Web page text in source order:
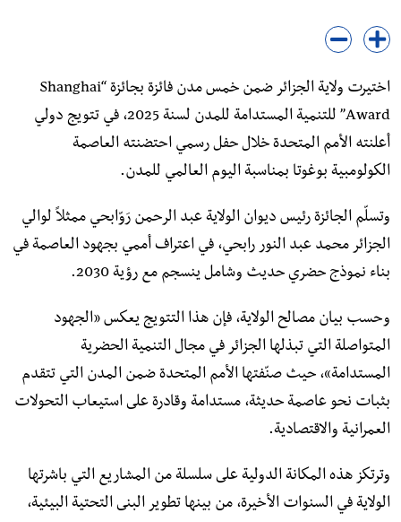
اختيرت ولاية الجزائر ضمن خمس مدن فائزة بجائزة “Shanghai
Award” للتنمية المستدامة للمدن لسنة 2025، في تتويج دولي
أعلنته الأمم المتحدة خلال حفل رسمي احتضنته العاصمة
الكولومبية بوغوتا بمناسبة اليوم العالمي للمدن.
وتسلّم الجائزة رئيس ديوان الولاية عبد الرحمن رَوّابحي ممثلاً لوالي
الجزائر محمد عبد النور رابحي، في اعتراف أممي بجهود العاصمة في
بناء نموذج حضري حديث وشامل ينسجم مع رؤية 2030.
وحسب بيان مصالح الولاية، فإن هذا التتويج يعكس «الجهود
المتواصلة التي تبذلها الجزائر في مجال التنمية الحضرية
المستدامة»، حيث صنّفتها الأمم المتحدة ضمن المدن التي تتقدم
بثبات نحو عاصمة حديثة، مستدامة وقادرة على استيعاب التحولات
العمرانية والاقتصادية.
وترتكز هذه المكانة الدولية على سلسلة من المشاريع التي باشرتها
الولاية في السنوات الأخيرة، من بينها تطوير البنى التحتية البيئية،